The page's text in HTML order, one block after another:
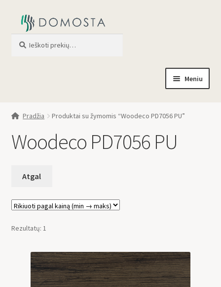
Meniu
Profilis
Pradžia Produktai su žymomis “Woodeco PD7056 PU”
Woodeco PD7056 PU
Rezultatų: 1